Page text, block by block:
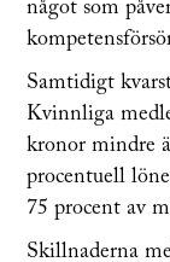
något som
Samtidigt
Kvinnliga
kronor mindre
procentuell
75 procent av
Skillnaderna